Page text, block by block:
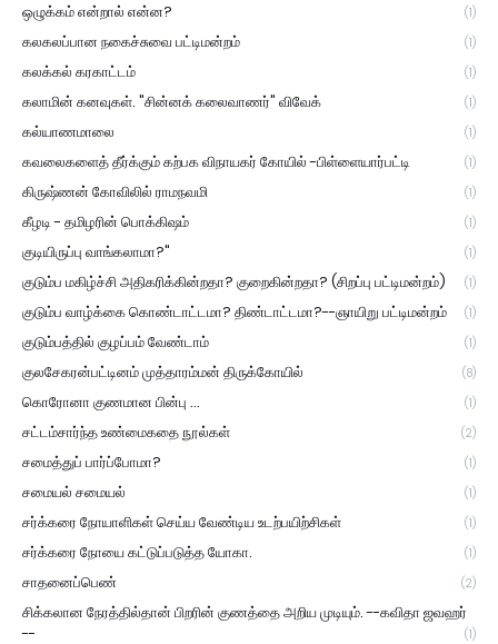
ஒழுக்கம் என்றால் என்ன? (1)
கலகலப்பான நகைச்சுவை பட்டிமன்றம் (1)
கலக்கல் கரகாட்டம் (1)
கலாமின் கனவுகள். "சின்னக் கலைவாணர்" விவேக் (1)
கல்யாணமாலை (1)
கவலைகளைத் தீர்க்கும் கற்பக விநாயகர் கோயில் -பிள்ளையார்பட்டி (1)
கிருஷ்ணன் கோவிலில் ராமநவமி (1)
கீழடி - தமிழரின் பொக்கிஷம் (1)
குடியிருப்பு வாங்கலாமா?" (1)
குடும்ப மகிழ்ச்சி அதிகரிக்கின்றதா? குறைகின்றதா? (சிறப்பு பட்டிமன்றம்) (1)
குடும்ப வாழ்க்கை கொண்டாட்டமா? திண்டாட்டமா?--ஞாயிறு பட்டிமன்றம் (1)
குடும்பத்தில் குழப்பம் வேண்டாம் (1)
குலசேகரன்பட்டினம் முத்தாரம்மன் திருக்கோயில் (8)
கொரோனா குணமான பின்பு ... (1)
சட்டம்சார்ந்த உண்மைகதை நூல்கள் (2)
சமைத்துப் பார்ப்போமா? (1)
சமையல் சமையல் (1)
சர்க்கரை நோயாளிகள் செய்ய வேண்டிய உடற்பயிற்சிகள் (1)
சர்க்கரை நோயை கட்டுப்படுத்த யோகா. (1)
சாதனைப்பெண் (2)
சிக்கலான நேரத்தில்தான் பிறரின் குணத்தை அறிய முடியும். --கவிதா ஜவஹர்
--
(1)